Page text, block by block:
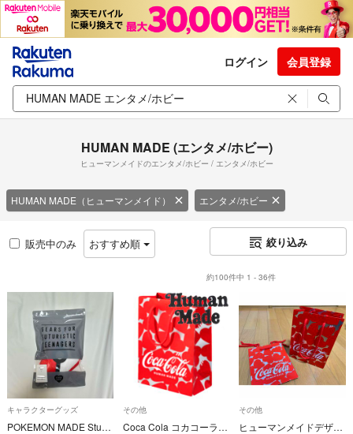
ログイン 会員登録
HUMAN MADE (エンタメ/ホビー)
ヒューマンメイドのエンタメ/ホビー / エンタメ/ホビー
HUMAN MADE（ヒューマンメイド） エンタメ/ホビー
販売中のみ おすすめ順 絞り込み
約100件中 1 - 36件
キャラクターグッズ
POKEMON MADE Stuffed Passcase
その他
Coca Cola コカコーラ HUMAN MADE ヒューマンメイド オリジナルデザインバッグ 数量限定 非売品 希少
その他
ヒューマンメイドデザイン